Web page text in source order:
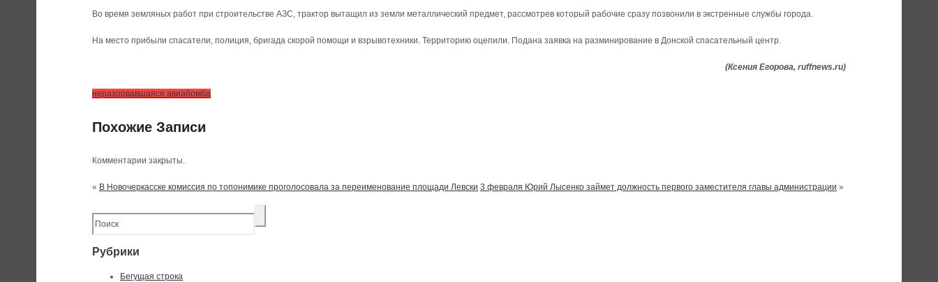
Во время земляных работ при строительстве АЗС, трактор вытащил из земли металлический предмет, рассмотрев который рабочие сразу позвонили в экстренные службы города.
На место прибыли спасатели, полиция, бригада скорой помощи и взрывотехники. Территорию оцепили. Подана заявка на разминирование в Донской спасательный центр.
(Ксения Егорова, ruffnews.ru)
неразорвавшаяся авиабомба
Похожие Записи
Комментарии закрыты.
« В Новочеркасске комиссия по топонимике проголосовала за переименование площади Левски 3 февраля Юрий Лысенко займет должность первого заместителя главы администрации »
Рубрики
Бегущая строка